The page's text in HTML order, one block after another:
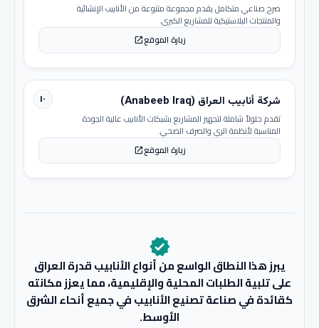
صرح صناعي متكامل يقدم مجموعة متنوعة من الأنابيب الإنشائية
والمنتجات البلاستيكية للمشاريع الكبرى.
زيارة الموقعopen_in_new
١٠ شركة أنابيب العراق (Anabeeb Iraq)
تقدم حلولاً شاملة لتجهيز المشاريع بشبكات الأنابيب عالية الجودة
المناسبة لأنظمة الري والصرف الصحي.
زيارة الموقعopen_in_new
verified
يبرز هذا النطاق الواسع من أنواع الأنابيب قدرة العراق
على تلبية الطلبات المحلية والإقليمية، مما يعزز مكانته
كقائدة في صناعة تصنيع الأنابيب في جميع أنحاء الشرق
الأوسط.